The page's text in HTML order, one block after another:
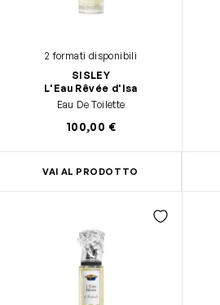
2 formati disponibili
SISLEY
L'Eau Rêvée d'Isa
Eau De Toilette
100,00 €
VAI AL PRODOTTO